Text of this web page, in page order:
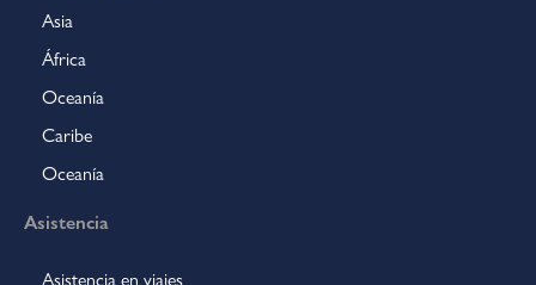
Asia
África
Oceanía
Caribe
Oceanía
Asistencia
Asistencia en viajes